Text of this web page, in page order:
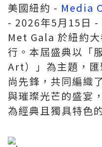
美國紐約 - Media
- 2026年5月15日 -
Met Gala 於紐約
行。本屆盛典以「
Art）」為主題，
尚先鋒，共同編織
與璀璨光芒的盛宴
為經典且獨具特色